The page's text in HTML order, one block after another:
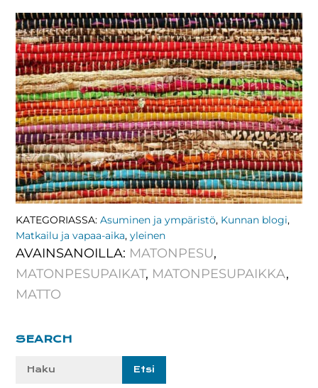
KATEGORIASSA:Asuminen ja ympäristö, Kunnan blogi,
Matkailu ja vapaa-aika,yleinen
AVAINSANOILLA: MATONPESU,
MATONPESUPAIKAT, MATONPESUPAIKKA,
MATTO
Ensisijainen
SEARCH
Etsi